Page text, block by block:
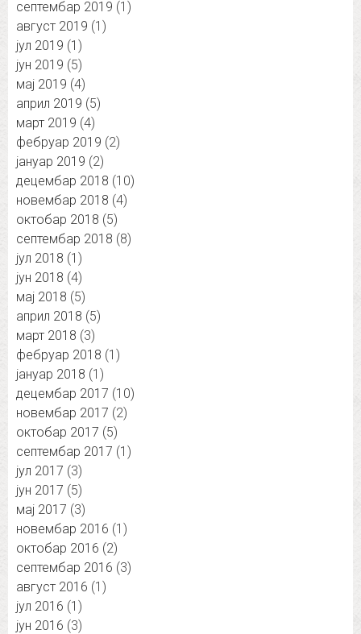
септембар 2019 (1)
август 2019 (1)
јул 2019 (1)
јун 2019 (5)
мај 2019 (4)
април 2019 (5)
март 2019 (4)
фебруар 2019 (2)
јануар 2019 (2)
децембар 2018 (10)
новембар 2018 (4)
октобар 2018 (5)
септембар 2018 (8)
јул 2018 (1)
јун 2018 (4)
мај 2018 (5)
април 2018 (5)
март 2018 (3)
фебруар 2018 (1)
јануар 2018 (1)
децембар 2017 (10)
новембар 2017 (2)
октобар 2017 (5)
септембар 2017 (1)
јул 2017 (3)
јун 2017 (5)
мај 2017 (3)
новембар 2016 (1)
октобар 2016 (2)
септембар 2016 (3)
август 2016 (1)
јул 2016 (1)
јун 2016 (3)